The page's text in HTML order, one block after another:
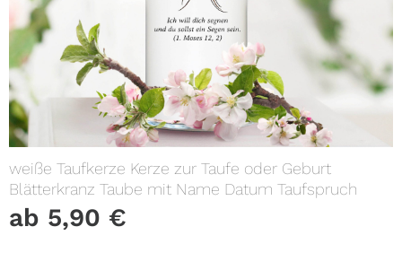
weiße Taufkerze Kerze zur Taufe oder Geburt
Blätterkranz Taube mit Name Datum Taufspruch
ab 5,90 €